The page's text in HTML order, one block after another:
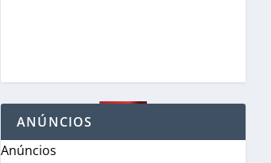
ANÚNCIOS
Anúncios